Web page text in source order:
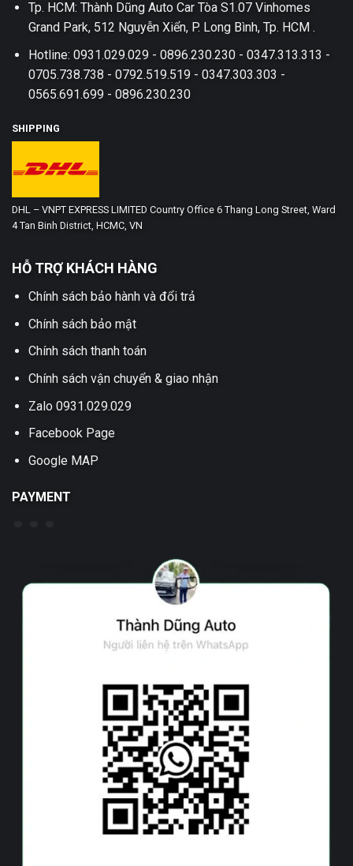
Tp. HCM: Thành Dũng Auto Car Tòa S1.07 Vinhomes
Grand Park, 512 Nguyễn Xiển, P. Long Bình, Tp. HCM .
Hotline: 0931.029.029 - 0896.230.230 - 0347.313.313 -
0705.738.738 - 0792.519.519 - 0347.303.303 -
0565.691.699 - 0896.230.230
SHIPPING
DHL – VNPT EXPRESS LIMITED Country Office 6 Thang Long Street, Ward
4 Tan Binh District, HCMC, VN
HỖ TRỢ KHÁCH HÀNG
Chính sách bảo hành và đổi trả
Chính sách bảo mật
Chính sách thanh toán
Chính sách vận chuyển & giao nhận
Zalo 0931.029.029
Facebook Page
Google MAP
PAYMENT